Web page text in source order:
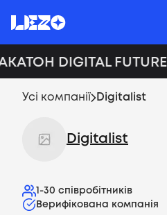
DIGITAL FUTURE
Усі компанії Digitalist
Digitalist
1-30 співробітників
Верифікована компанія